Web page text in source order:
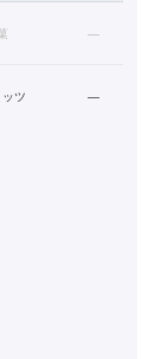
—
ツ —